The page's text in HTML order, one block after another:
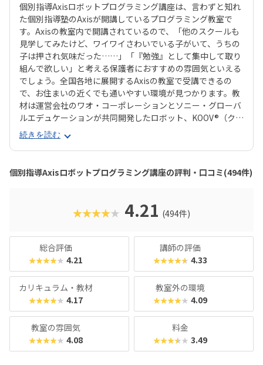
個別指導Axisロボットプログラミング講座は、言わずと知れ
た個別指導塾のAxisが開講しているプログラミング教室で
す。Axisの教室内で開講されているので、「他のスクールも
見学してみたけど、ワイワイさわいでいる子がいて、うちの
子は押され気味だった……」「『勉強』として集中して取り
組んで欲しい」と考える保護者におすすめの雰囲気といえる
でしょう。全国各地に展開するAxisの教室で受講できるの
で、お住まいの近くでも通いやすい環境が見つかります。教
材は運営会社のワオ・コーポレーションとソニー・グローバ
ルエデュケーションが共同開発したロボット、KOOV®︎（クー
ブ）。半透明のカラフルなブロックを組み合わせながらロボ
ットを組み立てていくので、女の子にも人気が高いのがポイ
ント。ロボットが好きな子はもちろん、色彩感覚に優れる子
からも評判の教材です。さらに、高学年からはエンジニアも
使う本格的なプログラミング言語「Python（パイソン）」
りのとっつきやすい見た目から入って、実践レベルの内容が
学べると好評です。授業料が比較的お手頃価格なのもポイン
月2回）、レギュラーコースは8,800円＋教材費2,640円＋テ
キスト費2,860円（80分×月2回）、マスターコースは11,00
0円＋教材費2,640円＋テキスト費2,860円（80分×月2
回）。年に1度のテキスト費以外、追加料金もかかりませ
ん。明確な料金体系と通いやすさ、ある程度「勉強」の雰囲
気を重視する方におすすめのスクールです。
続きを読む
個別指導Axisロボットプログラミング講座の評判・口コミ(494件)
★★★★★ 4.21 (494件)
総合評価
★★★★★ 4.21
講師の評価
★★★★★ 4.33
カリキュラム・教材
★★★★★ 4.17
教室外の環境
★★★★★ 4.09
教室の雰囲気
★★★★★ 4.08
料金
★★★★★ 3.49